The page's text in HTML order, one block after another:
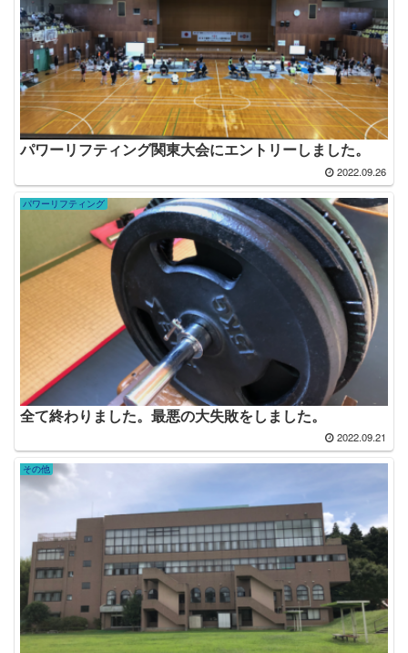
パワーリフティング関東大会にエントリーしました。
2022.09.26
パワーリフティング
全て終わりました。最悪の大失敗をしました。
2022.09.21
その他